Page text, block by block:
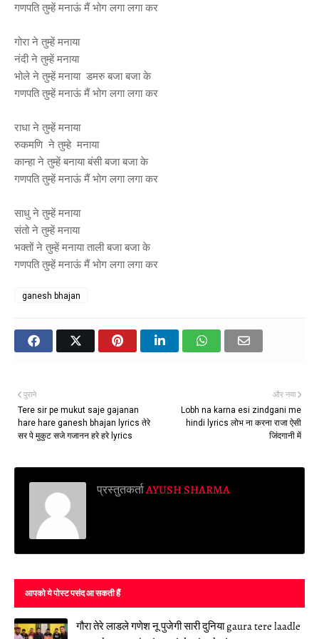
गणपति तुम्हें मनाऊं मैं भोग लगा लगा कर
गोरा ने तुम्हें मनाया
नंदी ने तुम्हें मनाया
भोले ने तुम्हें मनाया डमरु बजा बजा के
गणपति तुम्हें मनाऊं मैं भोग लगा लगा कर
राधा ने तुम्हें मनाया
रुकमणि ने तुम्हे मनाया
कान्हा ने तुम्हें बनाया बंसी बजा बजा के
गणपति तुम्हें मनाऊं मैं भोग लगा लगा कर
साधु ने तुम्हें मनाया
संतो ने तुम्हें मनाया
भक्तों ने तुम्हें मनाया ताली बजा बजा के
गणपति तुम्हें मनाऊं मैं भोग लगा लगा कर
ganesh bhajan
और नया
Lobh na karna esi zindgani me
hindi lyrics लोभ ना करना राजा ऐसी
जिंदगानी में
पुराने
Tere sir pe mukut saje gajanan
hare hare ganesh bhajan lyrics तेरे
सर पे मुकुट सजे गजानन हरे हरे lyrics
प्रस्तुतकर्ताAYUSH SHARMA
आपको ये पोस्ट पसंद आ सकती हैं
गौरा तेरे लाडले गणेश नू पुजेगी सारी दुनिया gaura tere laadle